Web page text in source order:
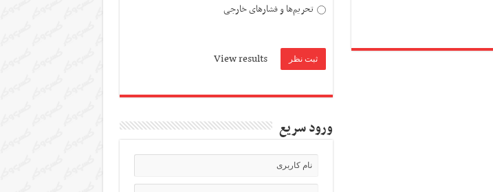
تحریم‌ها و فشارهای خارجی
View results
ورود سریع